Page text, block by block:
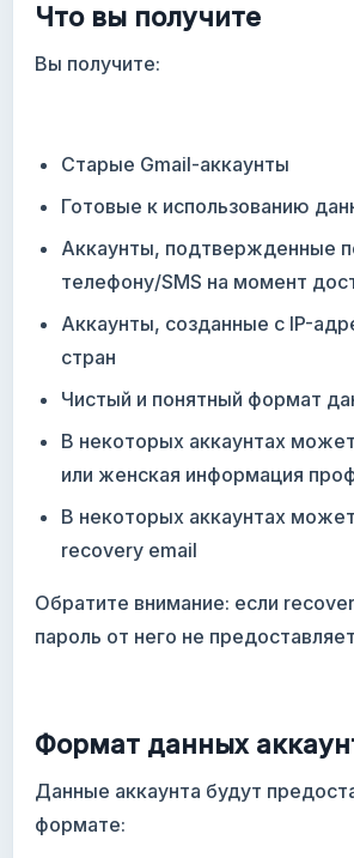
Что вы получите
Вы получите:
Старые Gmail-аккаунты
Готовые к использованию
Аккаунты, подтвержденные
телефону/SMS на момент
Аккаунты, созданные с IP-
стран
Чистый и понятный формат
В некоторых аккаунтах
или женская информация
В некоторых аккаунтах
recovery email
Обратите внимание: если
пароль от него не
Формат данных
Данные аккаунта будут
формате: